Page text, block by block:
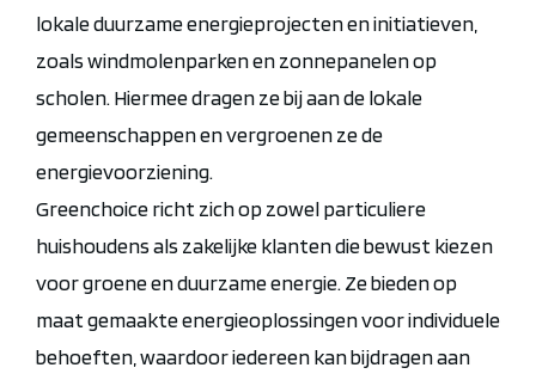
lokale duurzame energieprojecten en initiatieven,
zoals windmolenparken en zonnepanelen op
scholen. Hiermee dragen ze bij aan de lokale
gemeenschappen en vergroenen ze de
energievoorziening.
Greenchoice richt zich op zowel particuliere
huishoudens als zakelijke klanten die bewust kiezen
voor groene en duurzame energie. Ze bieden op
maat gemaakte energieoplossingen voor individuele
behoeften, waardoor iedereen kan bijdragen aan